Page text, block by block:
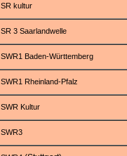
SR kultur
SR 3 Saarlandwelle
SWR1 Baden-Württemberg
SWR1 Rheinland-Pfalz
SWR Kultur
SWR3